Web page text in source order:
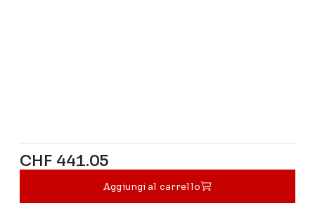
CHF 441.05
CHF 441.05
Aggiungi al carrello